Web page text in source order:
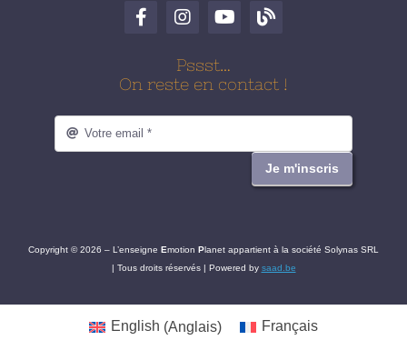
Pssst…
On reste en contact !
Je m'inscris
Copyright © 2026 – L’enseigne Emotion Planet appartient à la société Solynas SRL
| Tous droits réservés | Powered by saad.be
English (Anglais) Français